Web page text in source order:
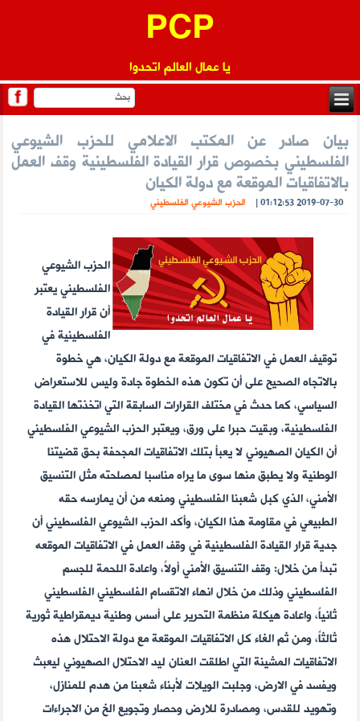
PCP
يا عمال العالم اتحدوا
بيان صادر عن المكتب الاعلامي للحزب الشيوعي
الفلسطيني بخصوص قرار القيادة الفلسطينية وقف العمل
بالاتفاقيات الموقعة مع دولة الكيان
2019-07-30 01:12:53
| الحزب الشيوعي الفلسطيني
الحزب الشيوعي
الفلسطيني يعتبر
أن قرار القيادة
الفلسطينية في
توقيف العمل في الاتفاقيات الموقعة مع دولة الكيان، هي خطوة
بالاتجاه الصحيح على أن تكون هذه الخطوة جادة وليس للاستعراض
السياسي، كما حدث في مختلف القرارات السابقة التي اتخذتها القيادة
الفلسطينية، وبقيت حبرا على ورق، ويعتبر الحزب الشيوعي الفلسطيني
أن الكيان الصهيوني لا يعبأ بتلك الاتفاقيات المجحفة بحق قضيتنا
الوطنية ولا يطبق منها سوى ما يراه مناسبا لمصلحته مثل التنسيق
الأمني، الذي كبل شعبنا الفلسطيني ومنعه من أن يمارسه حقه
الطبيعي في مقاومة هذا الكيان، وأكد الحزب الشيوعي الفلسطيني أن
جدية قرار القيادة الفلسطينية في وقف العمل في الاتفاقيات الموقعه
تبدأ من خلال: وقف التنسيق الأمني أولاً، واعادة اللحمة للجسم
الفلسطيني وذلك من خلال انهاء الاتقسام الفلسطيني الفلسطيني
ثانياً، واعادة هيكلة منظمة التحرير على أسس وطنية ديمقراطية ثورية
ثالثاً، ومن ثم الغاء كل الاتفاقيات الموقعة مع دولة الاحتلال هذه
الاتفاقيات المشينة التي اطلقت العنان ليد الاحتلال الصهيوني ليعبث
ويفسد في الارض، وجلبت الويلات لأبناء شعبنا من هدم للمنازل،
وتهويد للقدس، ومصادرة للارض وحصار وتجويع الخ من الاجراءات